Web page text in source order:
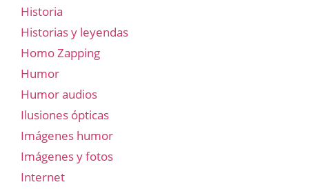
Historia
Historias y leyendas
Homo Zapping
Humor
Humor audios
Ilusiones ópticas
Imágenes humor
Imágenes y fotos
Internet